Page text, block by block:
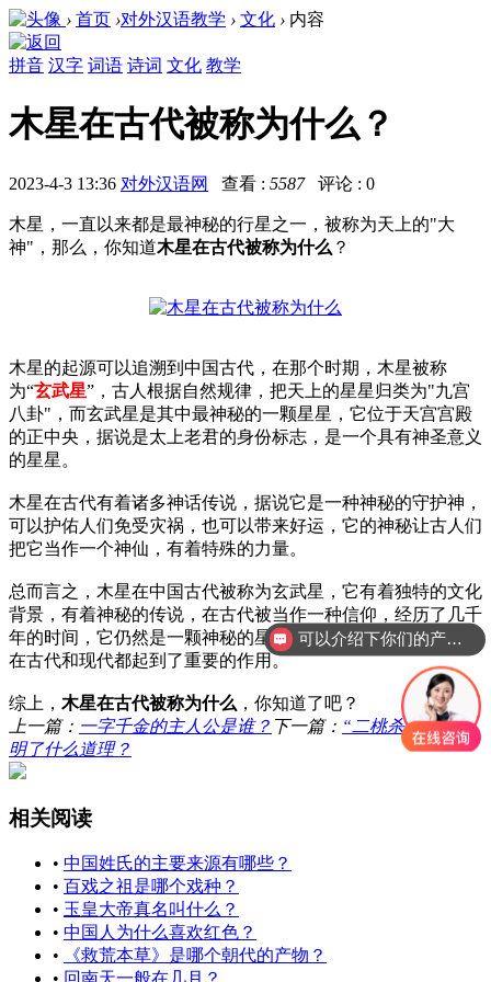
› 首页 ›对外汉语教学 › 文化 › 内容
拼音 汉字 词语 诗词 文化 教学
木星在古代被称为什么？
2023-4-3 13:36 对外汉语网 查看 : 5587评论 : 0
木星，一直以来都是最神秘的行星之一，被称为天上的"大
神"，那么，你知道木星在古代被称为什么 ？
木星的起源可以追溯到中国古代，在那个时期，木星被称
为“玄武星”， 古人根据自然规律，把天上的星星归类为"九宫
八卦"，而玄武星是其中最神秘的一颗星星，它位于天宫宫殿
的正中央，据说是太上老君的身份标志，是一个具有神圣意义
的星星。
木星在古代有着诸多神话传说，据说它是一种神秘的守护神，
可以护佑人们免受灾祸，也可以带来好运，它的神秘让古人们
把它当作一个神仙，有着特殊的力量。
总而言之，木星在中国古代被称为玄武星，它有着独特的文化
背景，有着神秘的传说，在古代被当作一种信仰，经历了几千
年的时间，它仍然是一颗神秘的星，被人们所信仰和依靠，它
在古代和现代都起到了重要的作用。
综上， 木星在古代被称为什么 ，你知道了吧？
上一篇： 一字千金的主人公是谁？ 下一篇： “二桃杀三士”说
明了什么道理？
相关阅读
• 中国姓氏的主要来源有哪些？
• 百戏之祖是哪个戏种？
• 玉皇大帝真名叫什么？
• 中国人为什么喜欢红色？
•
《救荒本草》是哪个朝代的产物？
可以介绍下你们的产品么？